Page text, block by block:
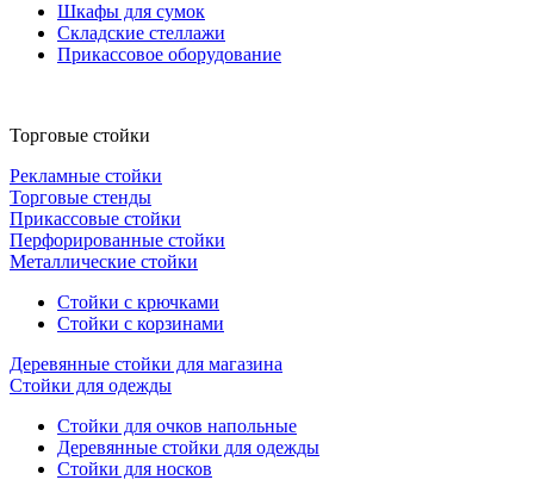
Шкафы для сумок
Складские стеллажи
Прикассовое оборудование
Торговые стойки
Рекламные стойки
Торговые стенды
Прикассовые стойки
Перфорированные стойки
Металлические стойки
Стойки с крючками
Стойки с корзинами
Деревянные стойки для магазина
Стойки для одежды
Стойки для очков напольные
Деревянные стойки для одежды
Стойки для носков